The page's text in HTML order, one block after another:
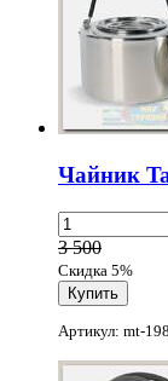
Чайник
3 500
Скидка 5%
Артикул: mt-